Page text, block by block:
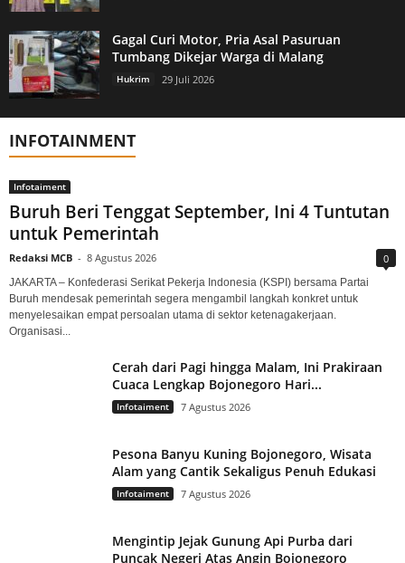
Gagal Curi Motor, Pria Asal Pasuruan
Tumbang Dikejar Warga di Malang
Hukrim 29 Juli 2026
INFOTAINMENT
Infotaiment
Buruh Beri Tenggat September, Ini 4 Tuntutan
untuk Pemerintah
Redaksi MCB - 8 Agustus 2026 0
JAKARTA – Konfederasi Serikat Pekerja Indonesia (KSPI) bersama Partai
Buruh mendesak pemerintah segera mengambil langkah konkret untuk
menyelesaikan empat persoalan utama di sektor ketenagakerjaan.
Organisasi...
Cerah dari Pagi hingga Malam, Ini Prakiraan
Cuaca Lengkap Bojonegoro Hari...
Infotaiment 7 Agustus 2026
Pesona Banyu Kuning Bojonegoro, Wisata
Alam yang Cantik Sekaligus Penuh Edukasi
Infotaiment 7 Agustus 2026
Mengintip Jejak Gunung Api Purba dari
Puncak Negeri Atas Angin Bojonegoro